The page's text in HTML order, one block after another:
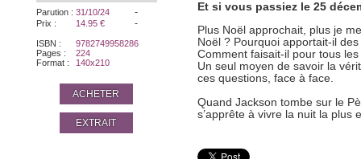
Parution : 31/10/24 -
Prix : 14.95 € -
ISBN :
9782749958286
Pages :
224
Format :
140x210
ACHETER
EXTRAIT
Et si vous passiez le 25
Plus Noël approchait, plus je
Noël ? Pourquoi apportait-il
Comment faisait-il pour tous
Un seul moyen de savoir la
ces questions, face à face.
Quand Jackson tombe sur le
s’apprête à vivre la nuit la plus